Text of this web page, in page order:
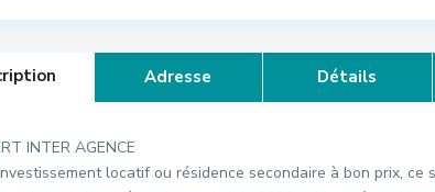
Adresse Détails
INTER AGENCE
locatif ou résidence secondaire à bon prix,